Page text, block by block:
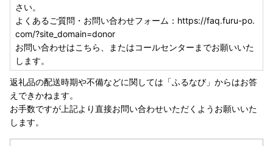
さい。
よくあるご質問・お問い合わせフォーム：https://faq.furu-po.
com/?site_domain=donor
お問い合わせはこちら、またはコールセンターまでお願いいた
します。
返礼品の配送時期や不備などに関しては「ふるなび」からはお答
えできかねます。
お手数ですが上記より直接お問い合わせいただくようお願いいた
します。